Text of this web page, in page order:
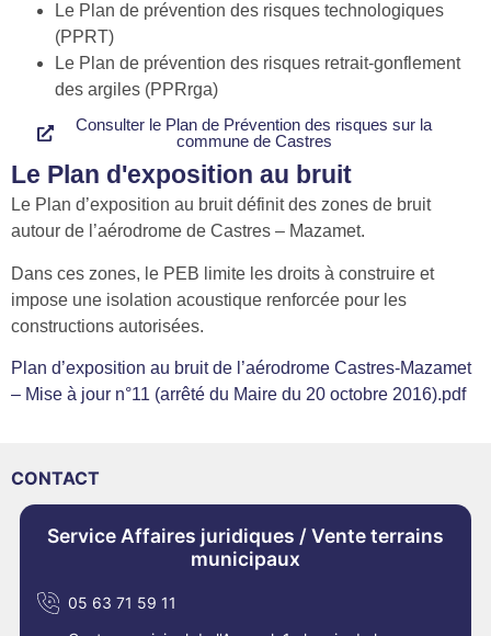
Le Plan de prévention des risques technologiques
(PPRT)
Le Plan de prévention des risques retrait-gonflement
des argiles (PPRrga)
Consulter le Plan de Prévention des risques sur la
commune de Castres
Le Plan d'exposition au bruit
Le Plan d’exposition au bruit définit des zones de bruit
autour de l’aérodrome de Castres – Mazamet.
Dans ces zones, le PEB limite les droits à construire et
impose une isolation acoustique renforcée pour les
constructions autorisées.
Plan d’exposition au bruit de l’aérodrome Castres-Mazamet
– Mise à jour n°11 (arrêté du Maire du 20 octobre 2016).pdf
CONTACT
Service Affaires juridiques / Vente terrains
municipaux
05 63 71 59 11